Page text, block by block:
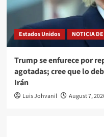
Estados Unidos NOTICIA
Trump se enfurece por
agotadas; cree que lo
Irán
Luis Johvanil August 7,